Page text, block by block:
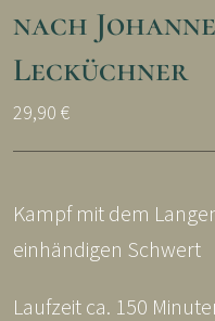
nach
Lecküchner
29,90 €
Kampf mit dem
einhändigen Schwert
Laufzeit ca. 150